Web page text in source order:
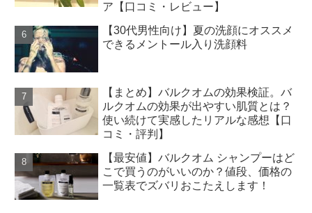
ア【口コミ・レビュー】
【30代男性向け】夏の洗顔にオススメ
できるメントール入り洗顔料
【まとめ】バルクオムの効果検証。バ
ルクオムの効果が出やすい肌質とは？
使い続けて実感したリアルな感想【口
コミ・評判】 ​
【最安値】バルクオム シャンプーはど
こで買うのがいいのか？値段、価格の
一覧表でズバリおこたえします！